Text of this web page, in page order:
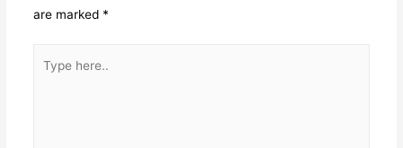
are marked *
here..